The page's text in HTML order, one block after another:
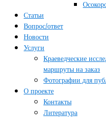
Статьи
Вопрос/ответ
Новости
Услуги
Краеведческие
маршруты на заказ
Фотографии для
О проекте
Контакты
Литература